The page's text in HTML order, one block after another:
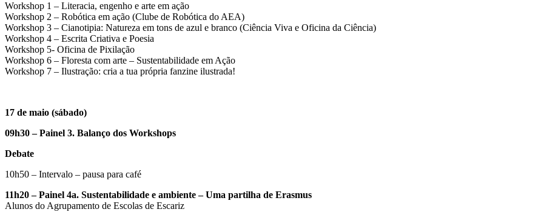
Workshop 1 – Literacia, engenho e arte em ação
Workshop 2 – Robótica em ação (Clube de Robótica do AEA)
Workshop 3 – Cianotipia: Natureza em tons de azul e branco (Ciência Viva e Oficina da Ciência)
Workshop 4 – Escrita Criativa e Poesia
Workshop 5- Oficina de Pixilação
Workshop 6 – Floresta com arte – Sustentabilidade em Ação
Workshop 7 – Ilustração: cria a tua própria fanzine ilustrada!
17 de maio (sábado)
09h30 – Painel 3. Balanço dos Workshops
Debate
10h50 – Intervalo – pausa para café
11h20 – Painel 4a. Sustentabilidade e ambiente – Uma partilha de Erasmus
Alunos do Agrupamento de Escolas de Escariz